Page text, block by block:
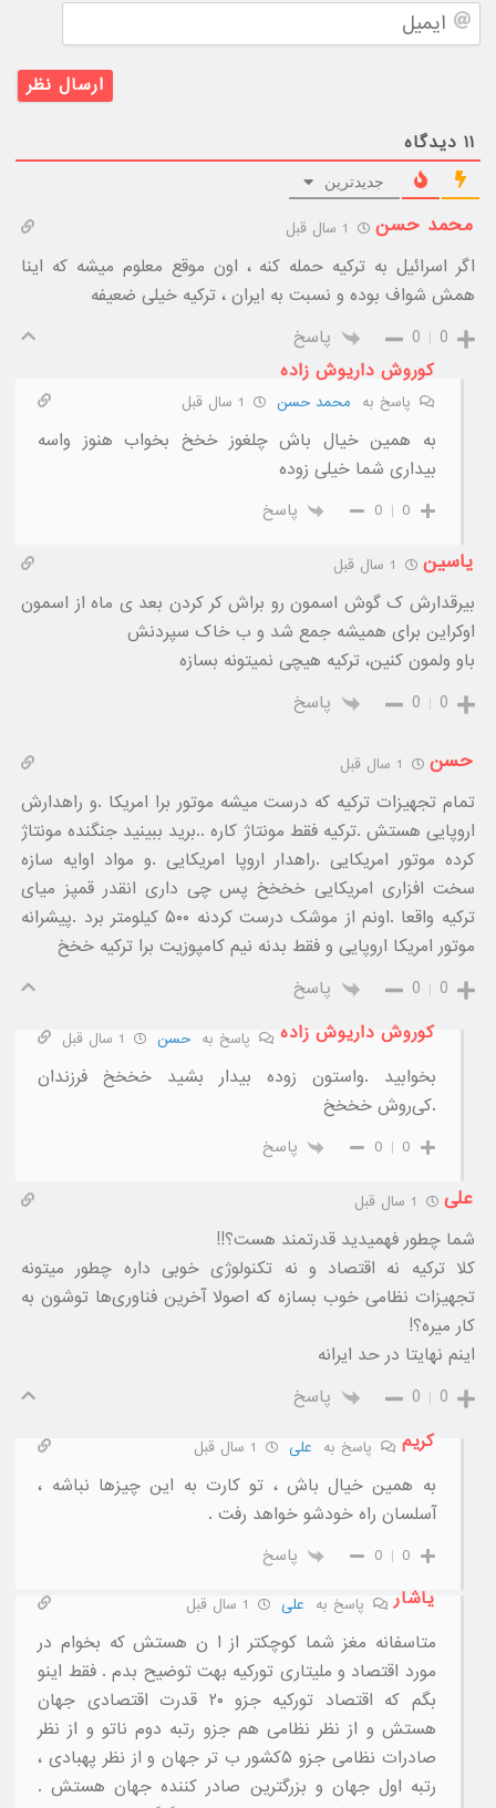
۱۱ دیدگاه
جدیدترین
محمد حسن
اگر اسرائیل به ترکیه حمله کنه ، اون موقع معلوم میشه که اینا
همش شواف بوده و نسبت به ایران ، ترکیه خیلی ضعیفه
0
0
پاسخ
کوروش داریوش زاده
پاسخ به محمد حسن
به همین خیال باش چلغوز خخخ بخواب هنوز واسه
بیداری شما خیلی زوده
0
0 پاسخ
یاسین
بیرقدارش ک گوش اسمون رو براش کر کردن بعد ی ماه از اسمون
اوکراین برای همیشه جمع شد و ب خاک سپردنش
باو ولمون کنین، ترکیه هیچی نمیتونه بسازه
0
0 پاسخ
حسن
تمام تجهیزات ترکیه که درست میشه موتور برا امریکا .و راهدارش
اروپایی هستش .ترکیه فقط مونتاژ کاره ..برید ببینید جنگنده مونتاژ
کرده موتور امریکایی .راهدار اروپا امریکایی .و مواد اوایه سازه
سخت افزاری امریکایی خخخخ پس چی داری انقدر قمپز میای
ترکیه واقعا .اونم از موشک درست کردنه ۵۰۰ کیلومتر برد .پیشرانه
موتور امریکا اروپایی و فقط بدنه نیم کامپوزیت برا ترکیه خخخ
0
0
پاسخ
کوروش داریوش زاده
پاسخ بهحسن
بخوابید .واستون زوده بیدار بشید خخخخ فرزندان
.کی‌روش خخخخ
0
0 پاسخ
علی
شما چطور فهمیدید قدرتمند هست؟!!
کلا ترکیه نه اقتصاد و نه تکنولوژی خوبی داره چطور میتونه
تجهیزات نظامی خوب بسازه که اصولا آخرین فناوری‌ها توشون به
کار میره؟!
اینم نهایتا در حد ایرانه
0
0
پاسخ
کریم
پاسخ به علی
به همین خیال باش ، تو کارت به این چیزها نباشه ،
آسلسان راه خودشو خواهد رفت .
0
0 پاسخ
یاشار پاسخ به علی
متاسفانه مغز شما کوچکتر از ا ن هستش که بخوام در
مورد اقتصاد و ملیتاری تورکیه بهت توضیح بدم . فقط اینو
بگم که اقتصاد تورکیه جزو ۲۰ قدرت اقتصادی جهان
هستش و از نظر نظامی هم جزو رتبه دوم ناتو و از نظر
صادرات نظامی جزو ۵کشور ب تر جهان و از نظر پهبادی ،
رتبه اول جهان و بزرگترین صادر کننده جهان هستش .